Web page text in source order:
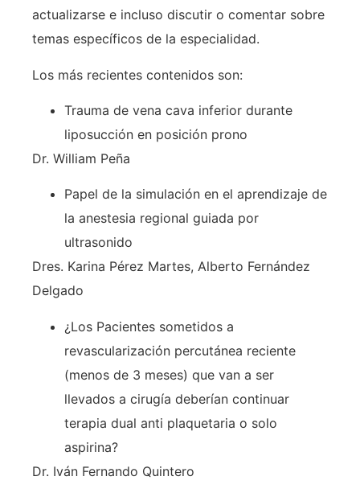
actualizarse e incluso discutir o comentar sobre
temas específicos de la especialidad.
Los más recientes contenidos son:
Trauma de vena cava inferior durante
liposucción en posición prono
Dr. William Peña
Papel de la simulación en el aprendizaje de
la anestesia regional guiada por
ultrasonido
Dres. Karina Pérez Martes, Alberto Fernández
Delgado
¿Los Pacientes sometidos a
revascularización percutánea reciente
(menos de 3 meses) que van a ser
llevados a cirugía deberían continuar
terapia dual anti plaquetaria o solo
aspirina?
Dr. Iván Fernando Quintero